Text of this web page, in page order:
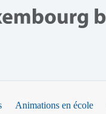
Animations en école